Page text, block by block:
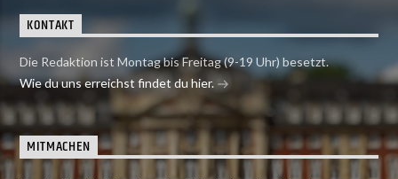
KONTAKT
Die Redaktion ist Montag bis Freitag (9-19 Uhr) besetzt.
Wie du uns erreichst findet du hier.
MITMACHEN